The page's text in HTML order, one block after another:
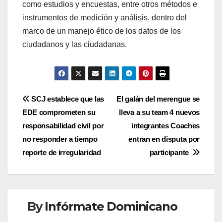
como estudios y encuestas, entre otros métodos e
instrumentos de medición y análisis, dentro del
marco de un manejo ético de los datos de los
ciudadanos y las ciudadanas.
Navegación
de
entradas
El galán del merengue se
lleva a su team 4 nuevos
integrantes Coaches
entran en disputa por
participante
SCJ establece que las
EDE comprometen su
responsabilidad civil por
no responder a tiempo
reporte de irregularidad
ByInfórmate Dominicano